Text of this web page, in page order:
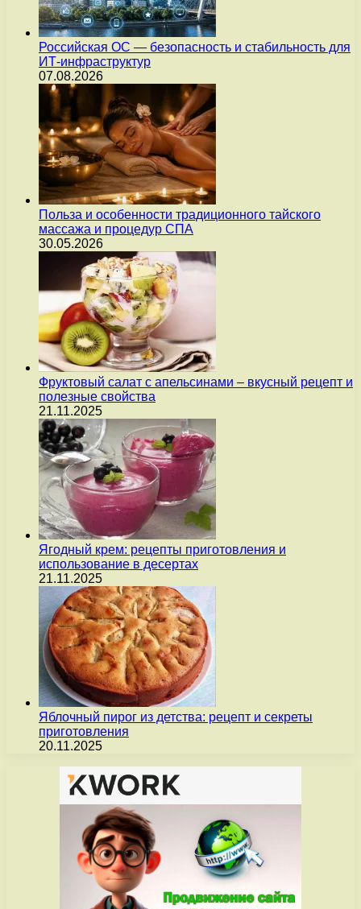
Российская ОС — безопасность и стабильность для
ИТ-инфраструктур
07.08.2026
Польза и особенности традиционного тайского
массажа и процедур СПА
30.05.2026
Фруктовый салат с апельсинами – вкусный рецепт и
полезные свойства
21.11.2025
Ягодный крем: рецепты приготовления и
использование в десертах
21.11.2025
Яблочный пирог из детства: рецепт и секреты
приготовления
20.11.2025